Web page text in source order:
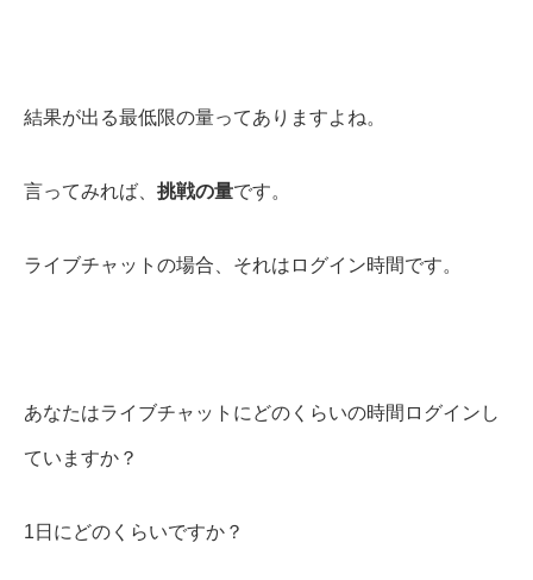
結果が出る最低限の量ってありますよね。
言ってみれば、 挑戦の量です。
ライブチャットの場合、それはログイン時間です。
あなたはライブチャットにどのくらいの時間ログインし
ていますか？
1日にどのくらいですか？